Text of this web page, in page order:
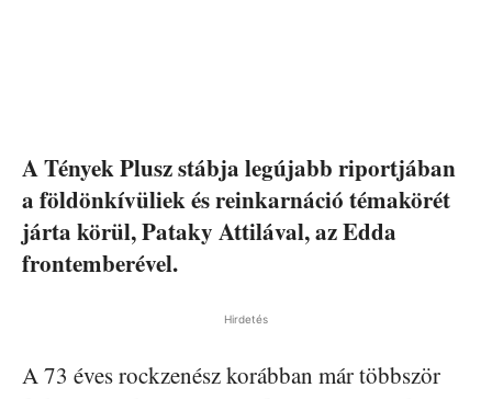
A Tények Plusz stábja legújabb riportjában
a földönkívüliek és reinkarnáció témakörét
járta körül, Pataky Attilával, az Edda
frontemberével.
Hirdetés
A 73 éves rockzenész korábban már többször